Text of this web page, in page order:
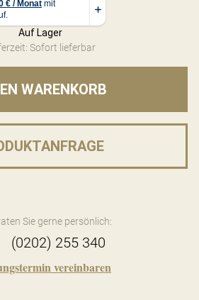
Auf Lager
Sofort lieferbar
WARENKORB
Sie gerne persönlich:
(0202) 255 340
vereinbaren